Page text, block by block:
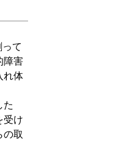
て
障害
れ体
た
受け
の取